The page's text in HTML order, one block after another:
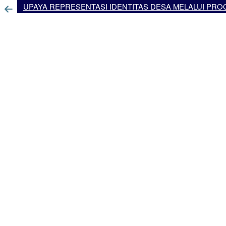
UPAYA REPRESENTASI IDENTITAS DESA MELALUI